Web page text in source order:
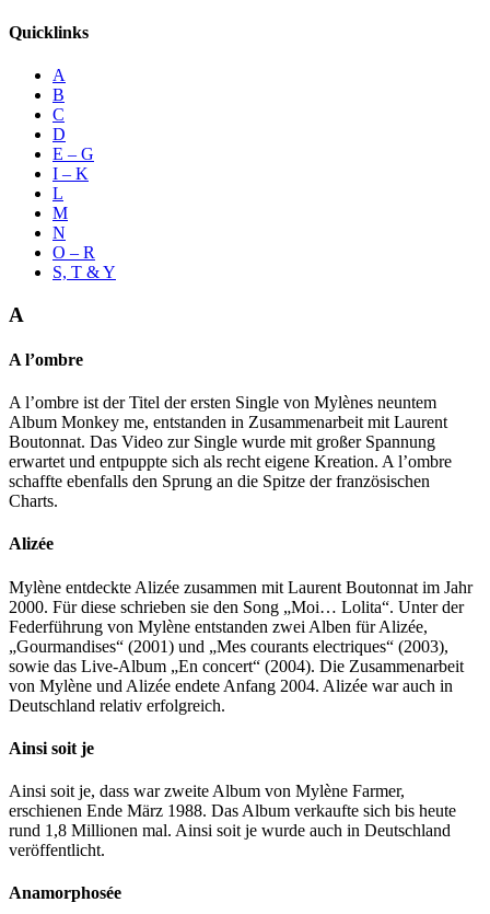
Quicklinks
A
B
C
D
E – G
I – K
L
M
N
O – R
S, T & Y
A
A l’ombre
A l’ombre ist der Titel der ersten Single von Mylènes neuntem
Album Monkey me, entstanden in Zusammenarbeit mit Laurent
Boutonnat. Das Video zur Single wurde mit großer Spannung
erwartet und entpuppte sich als recht eigene Kreation. A l’ombre
schaffte ebenfalls den Sprung an die Spitze der französischen
Charts.
Alizée
Mylène entdeckte Alizée zusammen mit Laurent Boutonnat im Jahr
2000. Für diese schrieben sie den Song „Moi… Lolita“. Unter der
Federführung von Mylène entstanden zwei Alben für Alizée,
„Gourmandises“ (2001) und „Mes courants electriques“ (2003),
sowie das Live-Album „En concert“ (2004). Die Zusammenarbeit
von Mylène und Alizée endete Anfang 2004. Alizée war auch in
Deutschland relativ erfolgreich.
Ainsi soit je
Ainsi soit je, dass war zweite Album von Mylène Farmer,
erschienen Ende März 1988. Das Album verkaufte sich bis heute
rund 1,8 Millionen mal. Ainsi soit je wurde auch in Deutschland
veröffentlicht.
Anamorphosée